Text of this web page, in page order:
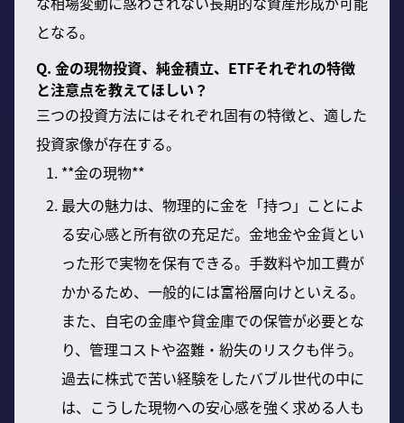
となる。
Q. 金の現物投資、純金積立、ETFそれぞれの特徴
と注意点を教えてほしい？
三つの投資方法にはそれぞれ固有の特徴と、適した
投資家像が存在する。
**金の現物**
最大の魅力は、物理的に金を「持つ」ことによ
る安心感と所有欲の充足だ。金地金や金貨とい
った形で実物を保有できる。手数料や加工費が
かかるため、一般的には富裕層向けといえる。
また、自宅の金庫や貸金庫での保管が必要とな
り、管理コストや盗難・紛失のリスクも伴う。
過去に株式で苦い経験をしたバブル世代の中に
は、こうした現物への安心感を強く求める人も